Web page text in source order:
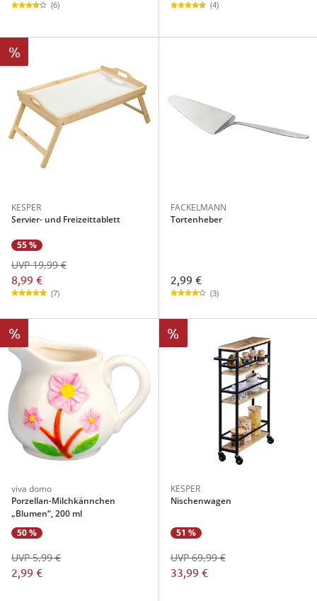
(6) (4)
%
KESPER
Servier- und Freizeittablett
55 %
8,99 €
UVP 19,99 €
(7)
FACKELMANN
Tortenheber
2,99 €
(3)
%
viva domo
Porzellan-Milchkännchen
„Blumen“, 200 ml
50 %
2,99 €
UVP 5,99 €
%
KESPER
Nischenwagen
51 %
33,99 €
UVP 69,99 €